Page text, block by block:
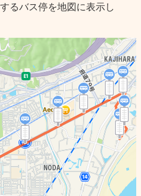
るバス停を地図に表示し